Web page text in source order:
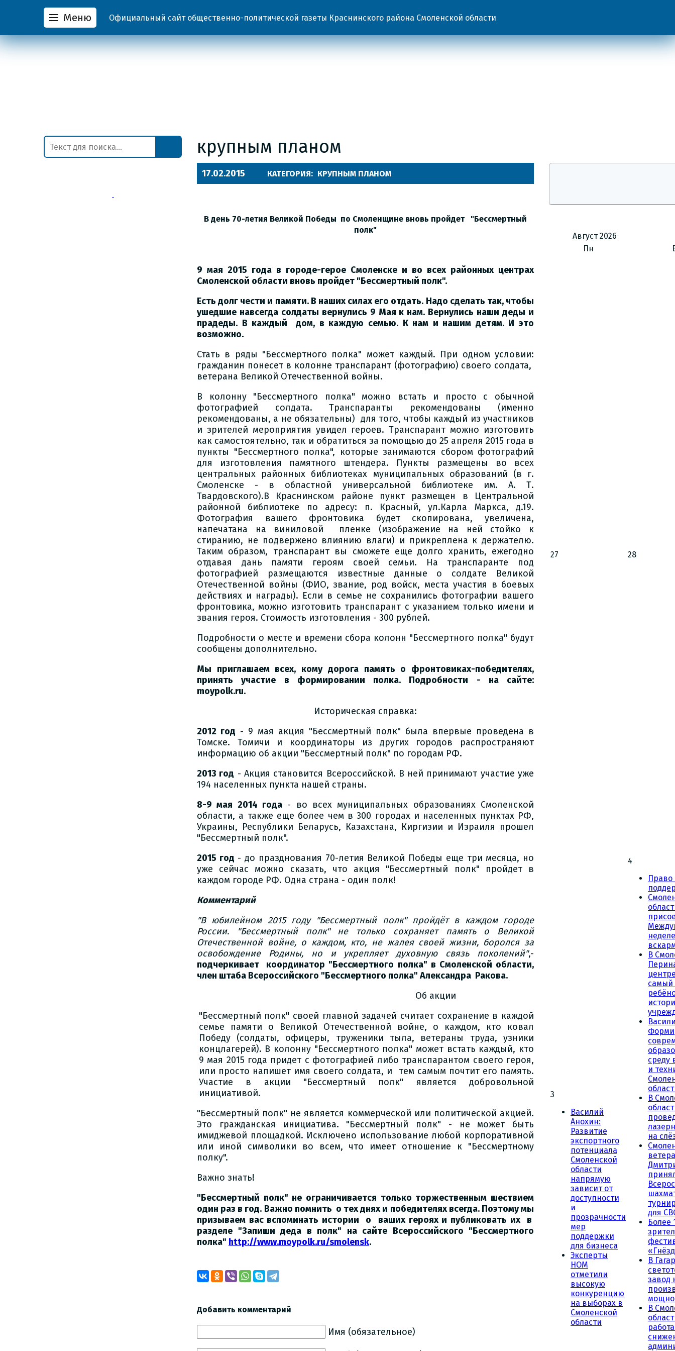
Меню Официальный сайт общественно-политической газеты Краснинского района Смоленской области
крупным планом
17.02.2015 КАТЕГОРИЯ: КРУПНЫМ ПЛАНОМ
В день 70-летия Великой Победы по Смоленщине вновь пройдет "Бессмертный
полк"
9 мая 2015 года в городе-герое Смоленске и во всех районных центрах
Смоленской области вновь пройдет "Бессмертный полк".
Есть долг чести и памяти. В наших силах его отдать. Надо сделать так, чтобы
ушедшие навсегда солдаты вернулись 9 Мая к нам. Вернулись наши деды и
прадеды. В каждый дом, в каждую семью. К нам и нашим детям. И это
возможно.
Стать в ряды "Бессмертного полка" может каждый. При одном условии:
гражданин понесет в колонне транспарант (фотографию) своего солдата,
ветерана Великой Отечественной войны.
В колонну "Бессмертного полка" можно встать и просто с обычной
фотографией солдата. Транспаранты рекомендованы (именно
рекомендованы, а не обязательны) для того, чтобы каждый из участников
и зрителей мероприятия увидел героев. Транспарант можно изготовить
как самостоятельно, так и обратиться за помощью до 25 апреля 2015 года в
пункты "Бессмертного полка", которые занимаются сбором фотографий
для изготовления памятного штендера. Пункты размещены во всех
центральных районных библиотеках муниципальных образований (в г.
Смоленске - в областной универсальной библиотеке им. А. Т.
Твардовского).В Краснинском районе пункт размещен в Центральной
районной библиотеке по адресу: п. Красный, ул.Карла Маркса, д.19.
Фотография вашего фронтовика будет скопирована, увеличена,
напечатана на виниловой пленке (изображение на ней стойко к
стиранию, не подвержено влиянию влаги) и прикреплена к держателю.
Таким образом, транспарант вы сможете еще долго хранить, ежегодно
отдавая дань памяти героям своей семьи. На транспаранте под
фотографией размещаются известные данные о солдате Великой
Отечественной войны (ФИО, звание, род войск, места участия в боевых
действиях и награды). Если в семье не сохранились фотографии вашего
фронтовика, можно изготовить транспарант с указанием только имени и
звания героя. Стоимость изготовления - 300 рублей.
Подробности о месте и времени сбора колонн "Бессмертного полка" будут
сообщены дополнительно.
Мы приглашаем всех, кому дорога память о фронтовиках-победителях,
принять участие в формировании полка. Подробности - на сайте:
moypolk.ru.
Историческая справка:
2012 год - 9 мая акция "Бессмертный полк" была впервые проведена в
Томске. Томичи и координаторы из других городов распространяют
информацию об акции "Бессмертный полк" по городам РФ.
2013 год - Акция становится Всероссийской. В ней принимают участие уже
194 населенных пункта нашей страны.
8-9 мая 2014 года - во всех муниципальных образованиях Смоленской
области, а также еще более чем в 300 городах и населенных пунктах РФ,
Украины, Республики Беларусь, Казахстана, Киргизии и Израиля прошел
"Бессмертный полк".
2015 год - до празднования 70-летия Великой Победы еще три месяца, но
уже сейчас можно сказать, что акция "Бессмертный полк" пройдет в
каждом городе РФ. Одна страна - один полк!
Комментарий
"В юбилейном 2015 году "Бессмертный полк" пройдёт в каждом городе
России. "Бессмертный полк" не только сохраняет память о Великой
Отечественной войне, о каждом, кто, не жалея своей жизни, боролся за
освобождение Родины, но и укрепляет духовную связь поколений",-
подчеркивает координатор "Бессмертного полка" в Смоленской области,
член штаба Всероссийского "Бессмертного полка" Александра Ракова.
Об акции
"Бессмертный полк" своей главной задачей считает сохранение в каждой
семье памяти о Великой Отечественной войне, о каждом, кто ковал
Победу (солдаты, офицеры, труженики тыла, ветераны труда, узники
концлагерей). В колонну "Бессмертного полка" может встать каждый, кто
9 мая 2015 года придет с фотографией либо транспарантом своего героя,
или просто напишет имя своего солдата, и тем самым почтит его память.
Участие в акции "Бессмертный полк" является добровольной
инициативой.
"Бессмертный полк" не является коммерческой или политической акцией.
Это гражданская инициатива. "Бессмертный полк" - не может быть
имиджевой площадкой. Исключено использование любой корпоративной
или иной символики во всем, что имеет отношение к "Бессмертному
полку".
Важно знать!
"Бессмертный полк" не ограничивается только торжественным шествием
один раз в год. Важно помнить о тех днях и победителях всегда. Поэтому мы
призываем вас вспоминать истории о ваших героях и публиковать их в
разделе "Запиши деда в полк" на сайте Всероссийского "Бессмертного
полка" http://www.moypolk.ru/smolensk.
Добавить комментарий
Имя (обязательное)
Август 2026
Пн
27 28
3
Василий
Анохин:
Развитие
экспортного
потенциала
Смоленской
области
напрямую
зависит от
доступности
и
прозрачности
мер
поддержки
для бизнеса
Эксперты
НОМ
отметили
высокую
конкуренцию
на выборах в
Смоленской
области
4
Право
В
самый
среду
и
В
на
для
Более
В
завод
В